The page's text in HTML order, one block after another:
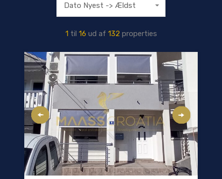
1 til 16 ud af 132 properties
Dato Nyest -> Ældst